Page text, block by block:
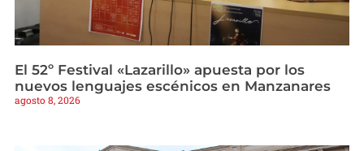
El 52º Festival «Lazarillo» apuesta por los
nuevos lenguajes escénicos en Manzanares
agosto 8, 2026